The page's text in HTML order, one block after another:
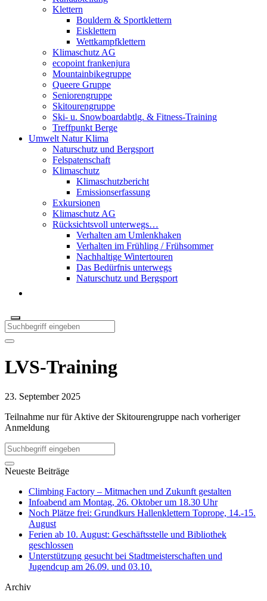
Klettern
Bouldern & Sportklettern
Eisklettern
Wettkampfklettern
Klimaschutz AG
ecopoint frankenjura
Mountainbikegruppe
Queere Gruppe
Seniorengruppe
Skitourengruppe
Ski- u. Snowboardabtlg. & Fitness-Training
Treffpunkt Berge
Umwelt Natur Klima
Naturschutz und Bergsport
Felspatenschaft
Klimaschutz
Klimaschutzbericht
Emissionserfassung
Exkursionen
Klimaschutz AG
Rücksichtsvoll unterwegs…
Verhalten am Umlenkhaken
Verhalten im Frühling / Frühsommer
Nachhaltige Wintertouren
Das Bedürfnis unterwegs
Naturschutz und Bergsport
LVS-Training
23. September 2025
Teilnahme nur für Aktive der Skitourengruppe nach vorheriger
Anmeldung
Neueste Beiträge
Climbing Factory – Mitmachen und Zukunft gestalten
Infoabend am Montag, 26. Oktober um 18.30 Uhr
Noch Plätze frei: Grundkurs Hallenklettern Toprope, 14.-15.
August
Ferien ab 10. August: Geschäftsstelle und Bibliothek
geschlossen
Unterstützung gesucht bei Stadtmeisterschaften und
Jugendcup am 26.09. und 03.10.
Archiv